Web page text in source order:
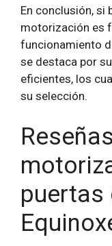
En conclusión, si
motorización es
funcionamiento
se destaca por
eficientes, los
su selección.
puertas